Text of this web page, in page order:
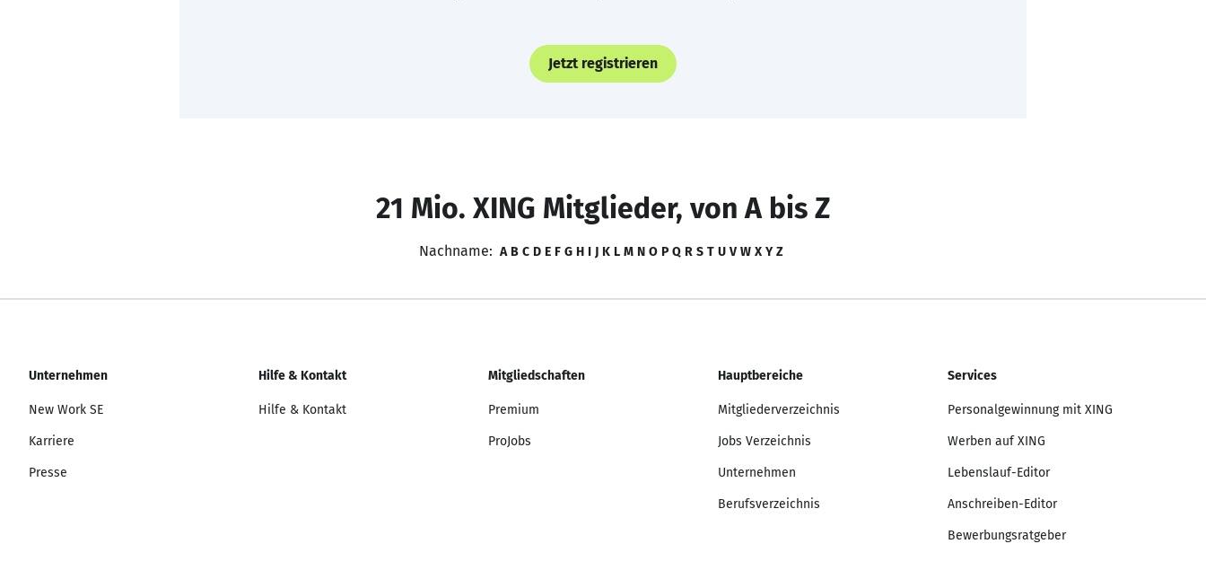
Jetzt registrieren
21 Mio. XING Mitglieder, von A bis Z
Nachname: A B C D E F G H I J K L M N O P Q R S T U V W X Y Z
Unternehmen
New Work SE
Karriere
Presse
Hilfe & Kontakt
Hilfe & Kontakt
Mitgliedschaften
Premium
ProJobs
Hauptbereiche
Mitgliederverzeichnis
Jobs Verzeichnis
Unternehmen
Berufsverzeichnis
Services
Personalgewinnung mit XING
Werben auf XING
Lebenslauf-Editor
Anschreiben-Editor
Bewerbungsratgeber